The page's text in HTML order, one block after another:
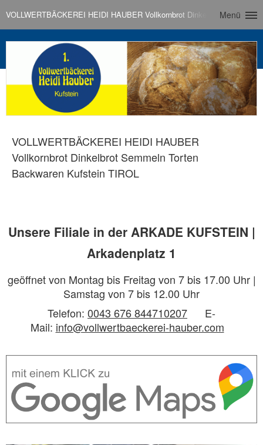
VOLLWERTBÄCKEREI HEIDI HAUBER Vollkornbrot Dinkelbrot Semmeln
Menü
VOLLWERTBÄCKEREI HEIDI HAUBER
Vollkornbrot Dinkelbrot Semmeln Torten
Backwaren Kufstein TIROL
Unsere Filiale in der ARKADE KUFSTEIN |
Arkadenplatz 1
geöffnet von Montag bis Freitag von 7 bis 17.00 Uhr |
Samstag von 7 bis 12.00 Uhr
Telefon: 0043 676 844710207
E-
Mail: info@vollwertbaeckerei-hauber.com